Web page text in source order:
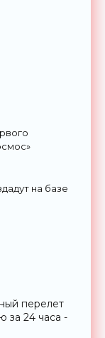
на базе
перелет
за 24 часа -